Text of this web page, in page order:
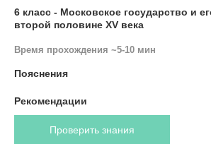
6 класс - Московское государство и
второй половине XV века
Время прохождения ~5-10 мин
Пояснения
Рекомендации
Проверить знания